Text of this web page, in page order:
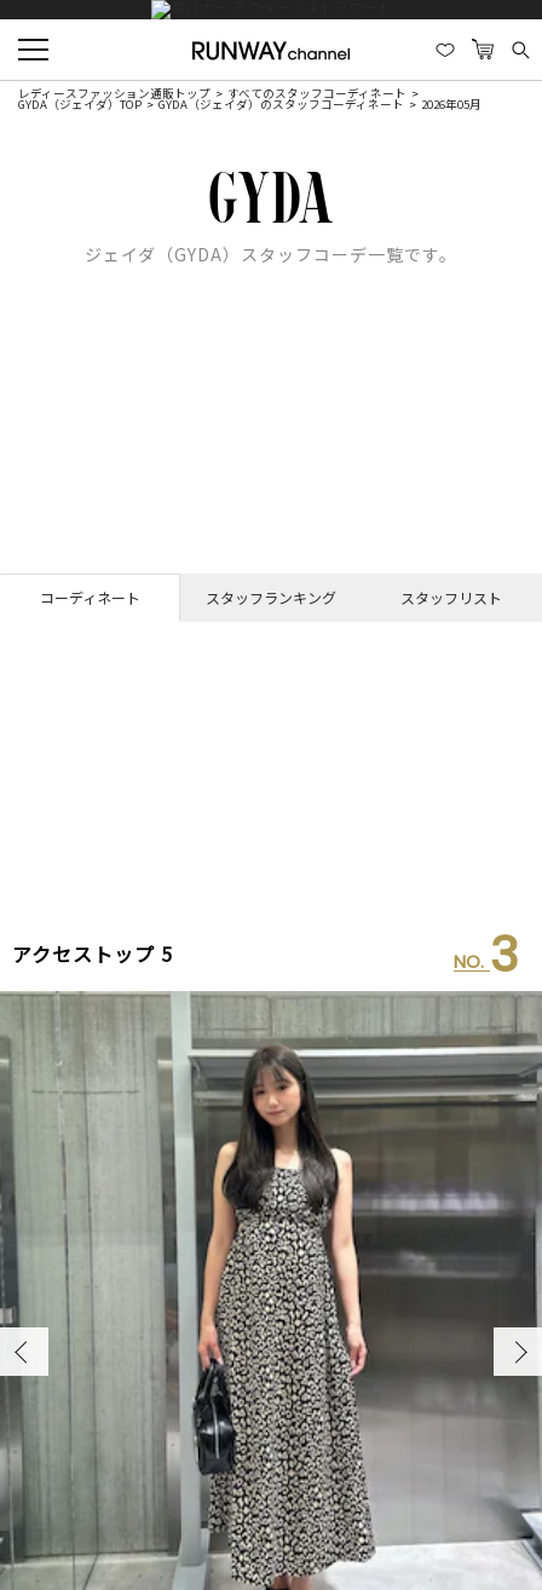
レディースファッション通販トップ すべてのスタッフコーディネート
GYDA（ジェイダ）TOP GYDA（ジェイダ）のスタッフコーディネート 2026年05月
ジェイダ（GYDA）スタッフコーデ一覧です。
コーディネート スタッフランキング スタッフリスト
アクセストップ 5 NO. 4